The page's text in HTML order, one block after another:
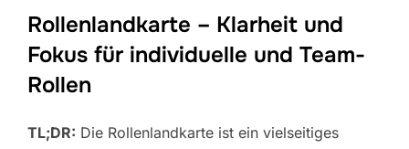
Rollenlandkarte – Klarheit und
Fokus für individuelle und Team-
Rollen
TL;DR: Die Rollenlandkarte ist ein vielseitiges